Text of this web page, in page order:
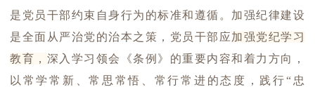
是党员干部约束自身行为的标准和遵循。加强纪律建设
是全面从严治党的治本之策，党员干部应加强党纪学习
教育 ， 深入学习领会《条例》的重要内容和着力方向，
以常学常新、常思常悟、常行常进的态度，践行“忠